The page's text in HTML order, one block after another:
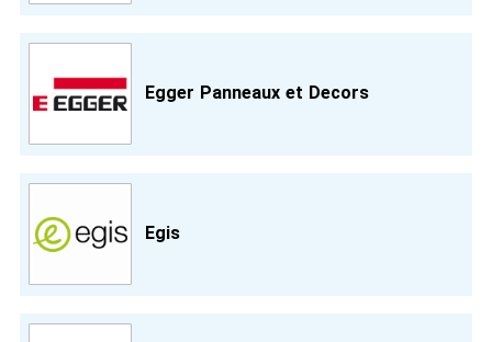
Egger Panneaux et Decors
Egis